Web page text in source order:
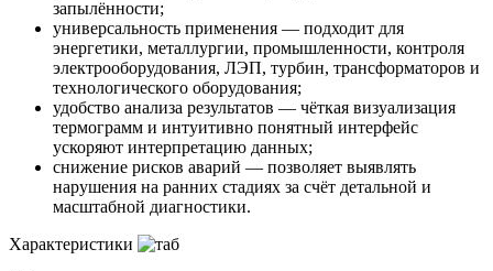
запылённости;
универсальность применения — подходит для
энергетики, металлургии, промышленности, контроля
электрооборудования, ЛЭП, турбин, трансформаторов и
технологического оборудования;
удобство анализа результатов — чёткая визуализация
термограмм и интуитивно понятный интерфейс
ускоряют интерпретацию данных;
снижение рисков аварий — позволяет выявлять
нарушения на ранних стадиях за счёт детальной и
масштабной диагностики.
Характеристики